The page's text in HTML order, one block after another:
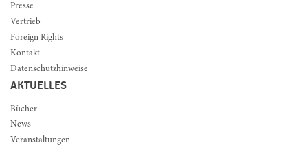
Presse
Vertrieb
Foreign Rights
Kontakt
Datenschutzhinweise
AKTUELLES
Bücher
News
Veranstaltungen